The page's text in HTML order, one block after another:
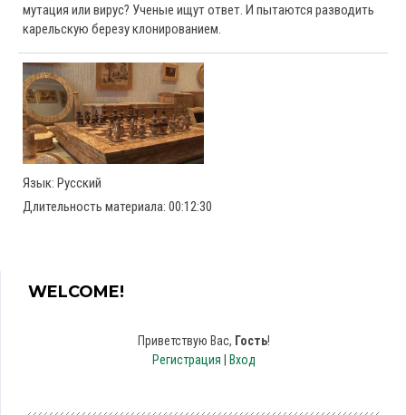
мутация или вирус? Ученые ищут ответ. И пытаются разводить
карельскую березу клонированием.
Язык: Русский
Длительность материала: 00:12:30
WELCOME!
Приветствую Вас, Гость!
Регистрация
Вход